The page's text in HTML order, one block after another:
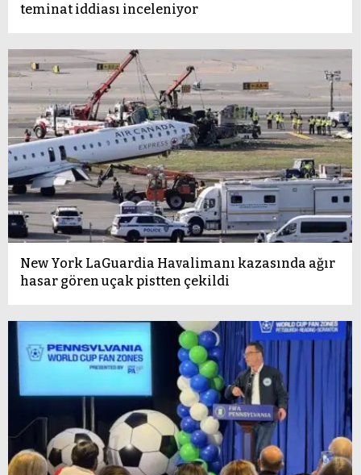
teminat iddiası inceleniyor
New York LaGuardia Havalimanı kazasında ağır
hasar gören uçak pistten çekildi